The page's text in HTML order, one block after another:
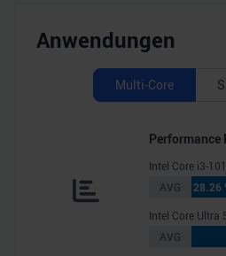
Anwendungen
Multi-Core
Performance
Intel Core i3-
AVG
28.26
Intel Core Ultra
AVG